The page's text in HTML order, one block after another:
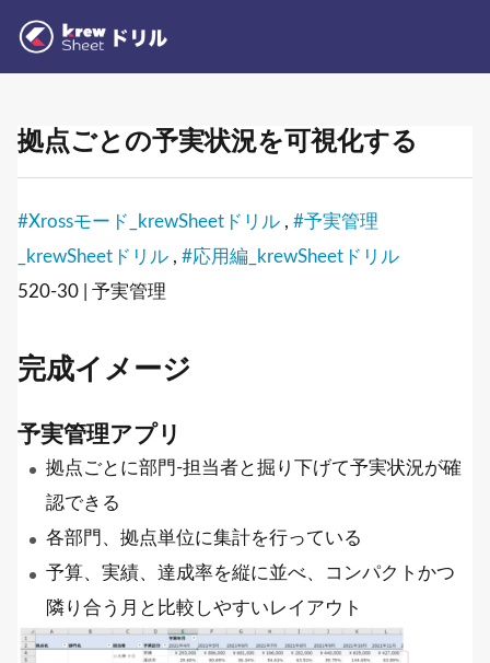
拠点ごとの予実状況を可視化する
#Xrossモード_krewSheetドリル , #予実管理
_krewSheetドリル , #応用編_krewSheetドリル
520-30 | 予実管理
完成イメージ
予実管理アプリ
拠点ごとに部門-担当者と掘り下げて予実状況が確
認できる
各部門、拠点単位に集計を行っている
予算、実績、達成率を縦に並べ、コンパクトかつ
隣り合う月と比較しやすいレイアウト